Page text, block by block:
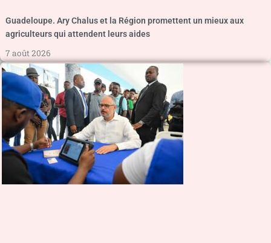
Guadeloupe. Ary Chalus et la Région promettent un mieux aux
agriculteurs qui attendent leurs aides
7 août 2026